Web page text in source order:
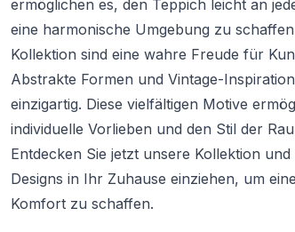
ermöglichen es, den Teppich leicht an
eine harmonische Umgebung zu
Kollektion sind eine wahre Freude für
Abstrakte Formen und Vintage-
einzigartig. Diese vielfältigen Motive
individuelle Vorlieben und den Stil der
Entdecken Sie jetzt unsere Kollektion und
Designs in Ihr Zuhause einziehen, um
Komfort zu schaffen.